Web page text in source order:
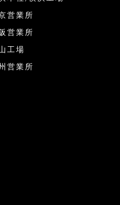
営業所
営業所
工場
営業所